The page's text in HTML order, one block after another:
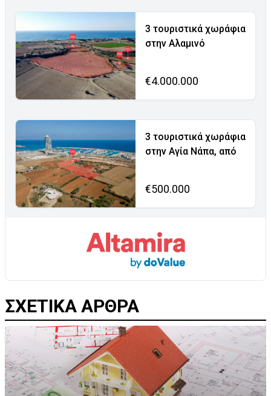
3 τουριστικά χωράφια
στην Αλαμινό
€4.000.000
3 τουριστικά χωράφια
στην Αγία Νάπα, από
€500.000
ΣΧΕΤΙΚΑ ΑΡΘΡΑ